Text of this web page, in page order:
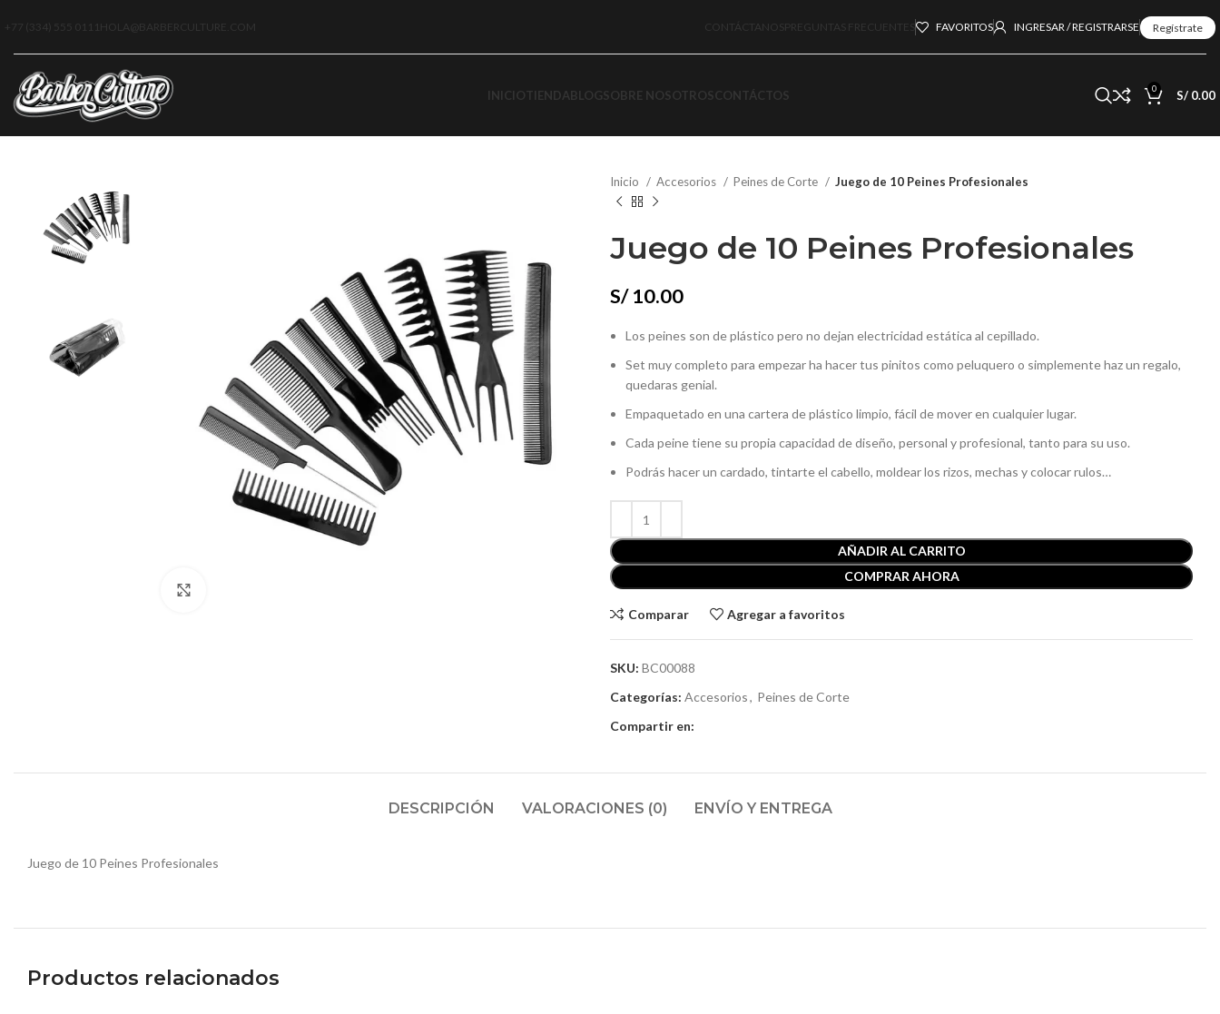
+77 (334) 555 0111 HOLA@BARBERCULTURE.COM CONTÁCTANOS PREGUNTAS FRECUENTES FAVORITOS INGRESAR / REGISTRARSE Regístrate
INICIOTIENDABLOGSOBRE NOSOTROSCONTÁCTOS 0 S/ 0.00
Inicio Accesorios Peines de Corte Juego de 10 Peines Profesionales
Juego de 10 Peines Profesionales
S/10.00
Los peines son de plástico pero no dejan electricidad estática al cepillado.
Set muy completo para empezar ha hacer tus pinitos como peluquero o simplemente haz un regalo,
quedaras genial.
Empaquetado en una cartera de plástico limpio, fácil de mover en cualquier lugar.
Cada peine tiene su propia capacidad de diseño, personal y profesional, tanto para su uso.
Podrás hacer un cardado, tintarte el cabello, moldear los rizos, mechas y colocar rulos…
AÑADIR AL CARRITO
COMPRAR AHORA
Comparar Agregar a favoritos
SKU: BC00088
Categorías: Accesorios, Peines de Corte
Compartir en:
DESCRIPCIÓN VALORACIONES (0) ENVÍO Y ENTREGA
Juego de 10 Peines Profesionales
Productos relacionados